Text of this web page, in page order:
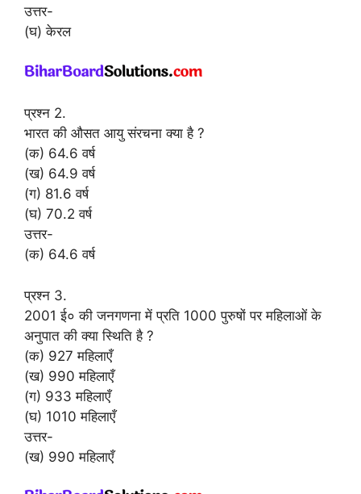
उत्तर-
(घ) केरल
प्रश्न 2.
भारत की औसत आयु संरचना क्या है ?
(क) 64.6 वर्ष
(ख) 64.9 वर्ष
(ग) 81.6 वर्ष
(घ) 70.2 वर्ष
उत्तर-
(क) 64.6 वर्ष
प्रश्न 3.
2001 ई० की जनगणना में प्रति 1000 पुरुषों पर महिलाओं के
अनुपात की क्या स्थिति है ?
(क) 927 महिलाएँ
(ख) 990 महिलाएँ
(ग) 933 महिलाएँ
(घ) 1010 महिलाएँ
उत्तर-
(ख) 990 महिलाएँ